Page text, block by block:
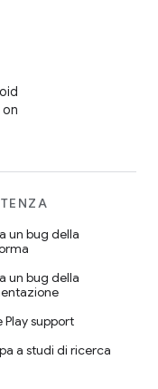
un bug della
un bug della
Play support
a studi di ricerca